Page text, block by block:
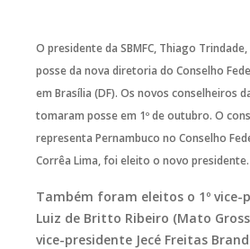
O presidente da SBMFC, Thiago
posse da nova diretoria do Conselho
em Brasília (DF). Os novos conselheiros
tomaram posse em 1º de outubro. O
representa Pernambuco no Conselho
Corrêa Lima, foi eleito o novo presidente.
Também foram eleitos o 1º vice-
Luiz de Britto Ribeiro (Mato
vice-presidente Jecé Freitas